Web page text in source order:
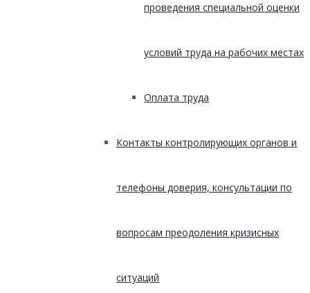
проведения специальной оценки
условий труда на рабочих местах
Оплата труда
Контакты контролирующих органов и
телефоны доверия, консультации по
вопросам преодоления кризисных
ситуаций